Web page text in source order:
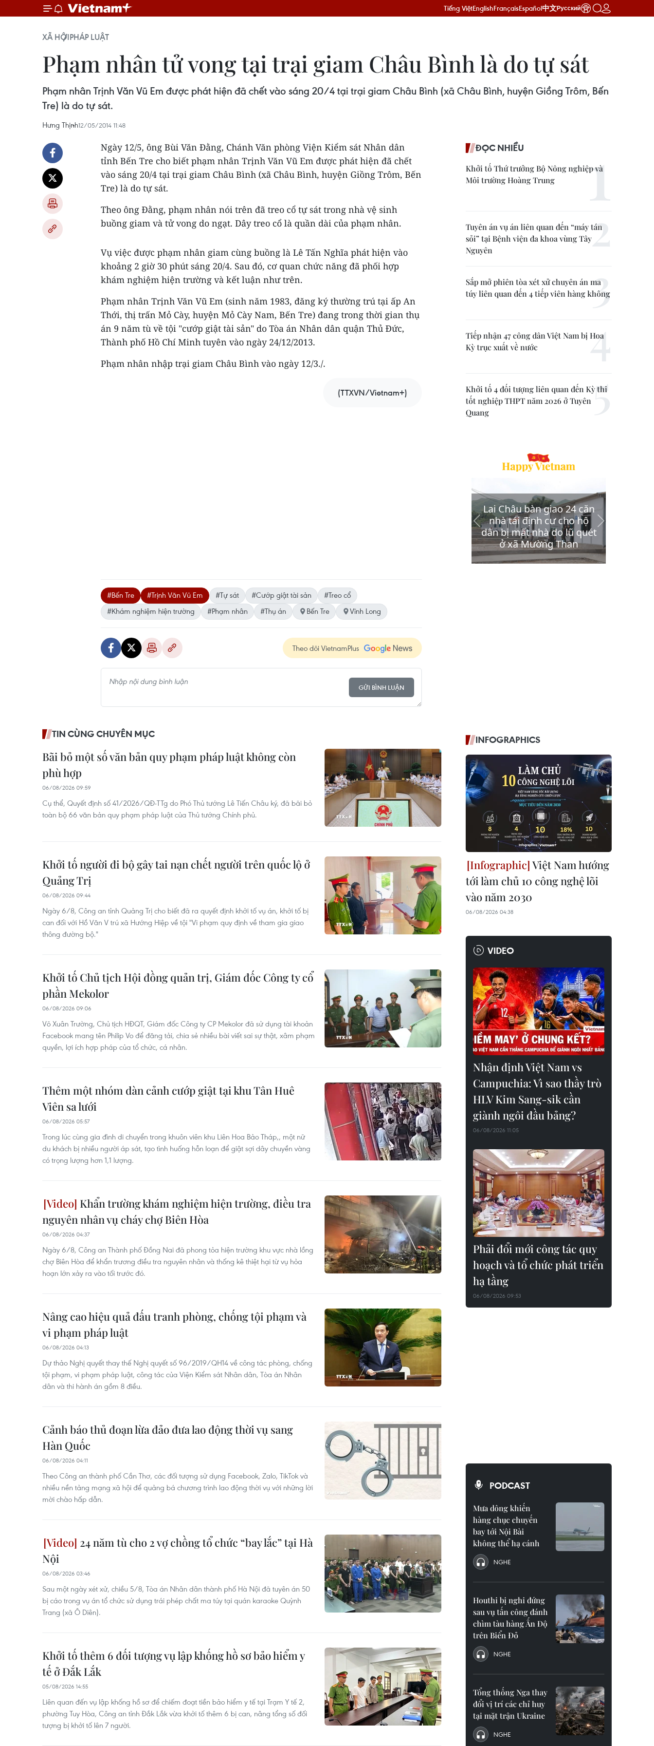
Tiếng ViệtEnglishFrançaisEspañol中文Русский
XÃ HỘIPHÁP LUẬT
Phạm nhân tử vong tại trại giam Châu Bình là do tự sát
Phạm nhân Trịnh Văn Vũ Em được phát hiện đã chết vào sáng 20/4 tại trại giam Châu Bình (xã Châu Bình, huyện Giồng Trôm, Bến
Tre) là do tự sát.
Hưng Thịnh12/05/2014 11:48
Ngày 12/5, ông Bùi Văn Đằng, Chánh Văn phòng Viện Kiểm sát Nhân dân
tỉnh Bến Tre cho biết phạm nhân Trịnh Văn Vũ Em được phát hiện đã chết
vào sáng 20/4 tại trại giam Châu Bình (xã Châu Bình, huyện Giồng Trôm, Bến
Tre) là do tự sát.
Theo ông Đằng, phạm nhân nói trên đã treo cổ tự sát trong nhà vệ sinh
buồng giam và tử vong do ngạt. Dây treo cổ là quần dài của phạm nhân.
Vụ việc được phạm nhân giam cùng buồng là Lê Tấn Nghĩa phát hiện vào
khoảng 2 giờ 30 phút sáng 20/4. Sau đó, cơ quan chức năng đã phối hợp
khám nghiệm hiện trường và kết luận như trên.
Phạm nhân Trịnh Văn Vũ Em (sinh năm 1983, đăng ký thường trú tại ấp An
Thới, thị trấn Mỏ Cày, huyện Mỏ Cày Nam, Bến Tre) đang trong thời gian thụ
án 9 năm tù về tội "cướp giật tài sản" do Tòa án Nhân dân quận Thủ Đức,
Thành phố Hồ Chí Minh tuyên vào ngày 24/12/2013.
Phạm nhân nhập trại giam Châu Bình vào ngày 12/3./.
(TTXVN/Vietnam+)
#Bến Tre #Trịnh Văn Vũ Em #Tự sát #Cướp giật tài sản
#Treo cổ
#Khám nghiệm hiện trường
#Phạm nhân #Thụ án Bến Tre Vĩnh Long
Theo dõi VietnamPlus
GỬI BÌNH LUẬN
TIN CÙNG CHUYÊN MỤC
Bãi bỏ một số văn bản quy phạm pháp luật không còn
phù hợp
06/08/2026 09:59
Cụ thể, Quyết định số 41/2026/QĐ-TTg do Phó Thủ tướng Lê Tiến Châu ký, đã bãi bỏ
toàn bộ 66 văn bản quy phạm pháp luật của Thủ tướng Chính phủ.
Khởi tố người đi bộ gây tai nạn chết người trên quốc lộ ở
Quảng Trị
06/08/2026 09:44
Ngày 6/8, Công an tỉnh Quảng Trị cho biết đã ra quyết định khởi tố vụ án, khởi tố bị
can đối với Hồ Văn V trú xã Hướng Hiệp về tội "Vi phạm quy định về tham gia giao
thông đường bộ."
Khởi tố Chủ tịch Hội đồng quản trị, Giám đốc Công ty cổ
phần Mekolor
06/08/2026 09:06
Võ Xuân Trường, Chủ tịch HĐQT, Giám đốc Công ty CP Mekolor đã sử dụng tài khoản
Facebook mang tên Philip Vo để đăng tải, chia sẻ nhiều bài viết sai sự thật, xâm phạm
quyền, lợi ích hợp pháp của tổ chức, cá nhân.
Thêm một nhóm dàn cảnh cướp giật tại khu Tân Huê
Viên sa lưới
06/08/2026 05:57
Trong lúc cùng gia đình di chuyển trong khuôn viên khu Liên Hoa Bảo Tháp,, một nữ
du khách bị nhiều người áp sát, tạo tình huống hỗn loạn để giật sợi dây chuyền vàng
có trọng lượng hơn 1,1 lượng.
Khẩn trường khám nghiệm hiện trường, điều tra
nguyên nhân vụ cháy chợ Biên Hòa
06/08/2026 04:37
Ngày 6/8, Công an Thành phố Đồng Nai đã phong tỏa hiện trường khu vực nhà lồng
chợ Biên Hòa để khẩn trương điều tra nguyên nhân và thống kê thiệt hại từ vụ hỏa
hoạn lớn xảy ra vào tối trước đó.
Nâng cao hiệu quả đấu tranh phòng, chống tội phạm và
vi phạm pháp luật
06/08/2026 04:13
Dự thảo Nghị quyết thay thế Nghị quyết số 96/2019/QH14 về công tác phòng, chống
tội phạm, vi phạm pháp luật, công tác của Viện Kiểm sát Nhân dân, Tòa án Nhân
dân và thi hành án gồm 8 điều.
Cảnh báo thủ đoạn lừa đảo đưa lao động thời vụ sang
Hàn Quốc
06/08/2026 04:11
Theo Công an thành phố Cần Thơ, các đối tượng sử dụng Facebook, Zalo, TikTok và
nhiều nền tảng mạng xã hội để quảng bá chương trình lao động thời vụ với những lời
mời chào hấp dẫn.
24 năm tù cho 2 vợ chồng tổ chức “bay lắc” tại Hà
Nội
06/08/2026 03:46
Sau một ngày xét xử, chiều 5/8, Tòa án Nhân dân thành phố Hà Nội đã tuyên án 50
bị cáo trong vụ án tổ chức sử dụng trái phép chất ma túy tại quán karaoke Quỳnh
Trang (xã Ô Diên).
Khởi tố thêm 6 đối tượng vụ lập khống hồ sơ bảo hiểm y
tế ở Đắk Lắk
05/08/2026 14:55
Liên quan đến vụ lập khống hồ sơ để chiếm đoạt tiền bảo hiểm y tế tại Trạm Y tế 2,
phường Tuy Hòa, Công an tỉnh Đắk Lắk vừa khởi tố thêm 6 bị can, nâng tổng số đối
tượng bị khởi tố lên 7 người.
ĐỌC NHIỀU
Khởi tố Thứ trưởng Bộ Nông nghiệp và
Môi trường Hoàng Trung
Tuyên án vụ án liên quan đến “máy tán
sỏi” tại Bệnh viện đa khoa vùng Tây
Nguyên
Sắp mở phiên tòa xét xử chuyên án ma
túy liên quan đến 4 tiếp viên hàng không
Tiếp nhận 47 công dân Việt Nam bị Hoa
Kỳ trục xuất về nước
Khởi tố 4 đối tượng liên quan đến Kỳ thi
tốt nghiệp THPT năm 2026 ở Tuyên
Quang
INFOGRAPHICS
Việt Nam hướng
tới làm chủ 10 công nghệ lõi
vào năm 2030
06/08/2026 04:38
VIDEO
Nhận định Việt Nam vs
Campuchia: Vì sao thầy trò
HLV Kim Sang-sik cần
giành ngôi đầu bảng?
06/08/2026 11:05
Phải đổi mới công tác quy
hoạch và tổ chức phát triển
hạ tầng
06/08/2026 09:53
PODCAST
Mưa dông khiến
hàng chục chuyến
bay tới Nội Bài
không thể hạ cánh
NGHE
Houthi bị nghi đứng
sau vụ tấn công đánh
chìm tàu hàng Ấn Độ
trên Biển Đỏ
NGHE
Tổng thống Nga thay
đổi vị trí các chỉ huy
tại mặt trận Ukraine
NGHE